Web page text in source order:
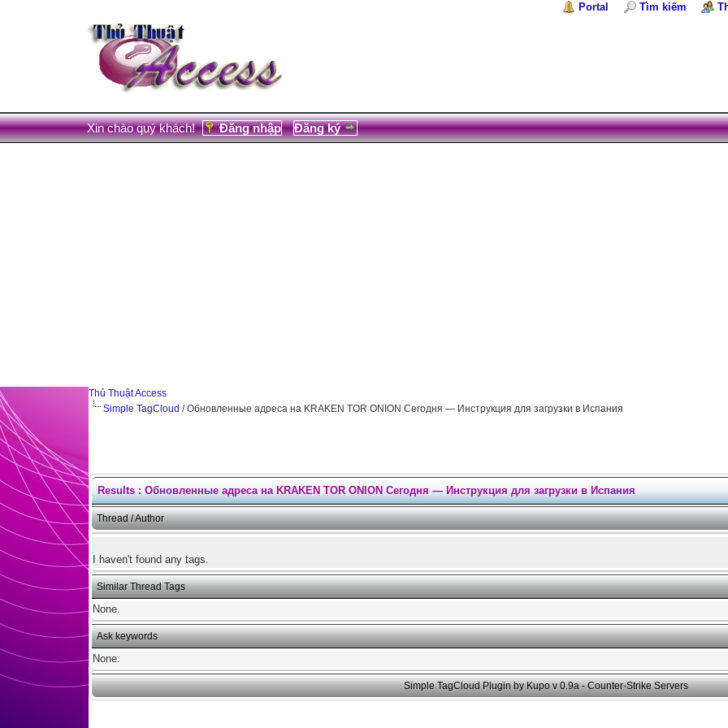
Portal Tìm kiếm
Xin chào quý khách! Đăng nhập Đăng ký
Thủ Thuật Access
Simple TagCloud / Обновленные адреса на KRAKEN TOR ONION Сегодня — Инструкция для загрузки в Испания
Results : Обновленные адреса на KRAKEN TOR ONION Сегодня — Инструкция для загрузки в Испания
Thread / Author
I haven't found any tags.
Similar Thread Tags
None.
Ask keywords
None.
Simple TagCloud Plugin by Kupo v 0.9a -Counter-Strike Servers